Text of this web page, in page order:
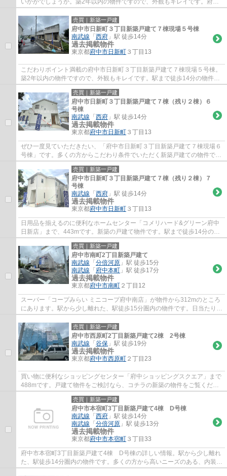
いかがでしょうか。築2年以内の物件ですので、外観もキレイです。府中
市で、お客様に適した戸建てをなかえ不動産...
売買｜新築一戸建
府中市日新町３丁目新築戸建て７棟現場５号棟
南武線 「 西府 」駅 徒歩14分
過去掲載物件
東京都府中市日新町 ３丁目13
こだわりポイント満載の府中市日新町３丁目新築戸建て７棟現場５号棟。
築2年以内の物件ですので、外観もキレイです。駅まで徒歩14分の物件で
す。新築戸建ての物件は、室内のレイアウト...
売買｜新築一戸建
府中市日新町３丁目新築戸建て７棟（残り２棟）６
号棟
南武線 「 西府 」駅 徒歩14分
過去掲載物件
東京都府中市日新町 ３丁目13
ぜひ一度見ていただきたい、「府中市日新町３丁目新築戸建て７棟現場６
号棟」です。多くの方からこだわり条件でいただく新築戸建ての物件で
す。前面道路6m以上の物件です。駅から徒歩1...
売買｜新築一戸建
府中市日新町３丁目新築戸建て７棟（残り２棟）７
号棟
南武線 「 西府 」駅 徒歩14分
過去掲載物件
東京都府中市日新町 ３丁目13
日用品を揃えるのに便利なホームセンター「コメリハード&グリーン府中
日新店」まで、443mです。新築の戸建て物件です。駅まで徒歩14分の物
件です。築2年以内の物件ですので、外観...
売買｜新築一戸建
府中市南町2丁目新築戸建て
南武線 「 分倍河原 」駅 徒歩15分
南武線 「 府中本町 」駅 徒歩17分
過去掲載物件
東京都府中市南町 ２丁目12
スーパー「コープみらい ミニコープ府中南店」が物件から312mのところ
にあります。駅から少し離れた、駅徒歩15分圏内の物件です。日当たりを
重視している方に適した南側道路になります...
売買｜新築一戸建
府中市西原町2丁目新築戸建て2棟 2号棟
南武線 「 谷保 」駅 徒歩19分
過去掲載物件
東京都府中市西原町 ２丁目23
買い物に便利なショッピングセンター「府中ショッピングスクエア」まで
488mです。戸建て物件をご検討なら、コチラの新築の物件をご覧くださ
い。交通アクセスが簡易な南武線谷保周辺の...
売買｜新築一戸建
府中市本宿町3丁目新築戸建て4棟 D号棟
南武線 「 西府 」駅 徒歩14分
南武線 「 分倍河原 」駅 徒歩13分
過去掲載物件
東京都府中市本宿町 ３丁目33
府中市本宿町3丁目新築戸建て4棟 D号棟の詳しい情報。駅から少し離れ
た、駅徒歩14分圏内の物件です。多くの方から高いニーズのある、内装も
ピカピカの新築戸建ての物件です。どの様な...